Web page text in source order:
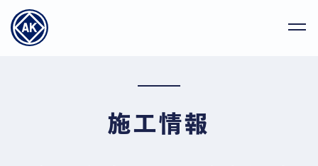
施工情報